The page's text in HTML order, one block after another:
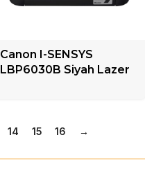
Canon I-SENSYS
LBP6030B Siyah Lazer
14 15 16 →